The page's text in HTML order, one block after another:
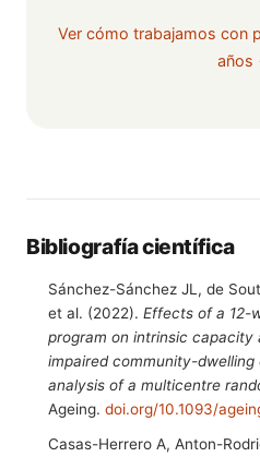
Ver cómo trabajamos con
años
Bibliografía científica
Sánchez-Sánchez JL, de
et al. (2022). Effects of a 12-
program on intrinsic capacity
impaired community-
analysis of a multicentre
Ageing. doi.org/10.1093/
Casas-Herrero A, Anton-